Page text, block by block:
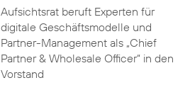
Aufsichtsrat beruft Experten für
digitale Geschäftsmodelle und
Partner-Management als „Chief
Partner & Wholesale Officer“ in den
Vorstand